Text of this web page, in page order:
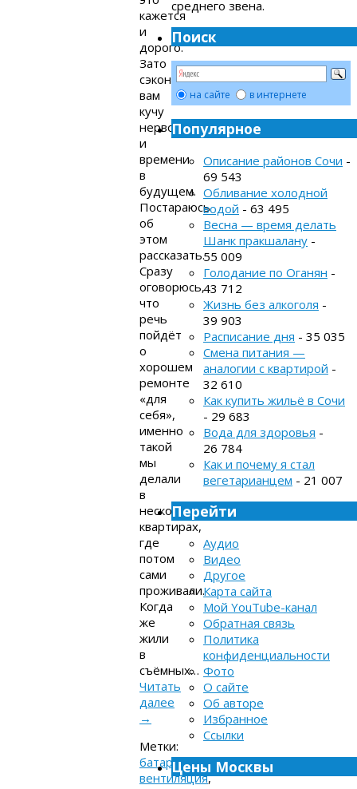
кажется
и
дорого.
Зато
сэкономит
вам
кучу
нервов
и
времени
в
будущем.
Постараюсь
об
этом
рассказать.
Сразу
оговорюсь,
что
речь
пойдёт
о
хорошем
ремонте
«для
себя»,
именно
такой
мы
делали
в
нескольких
квартирах,
где
потом
сами
проживали.
Когда
же
жили
в
съёмных…
Читать
далее
→
Метки:
батареи,
вентиляция,
среднего звена.
Поиск
на сайте в интернете
Популярное
Описание районов Сочи -
69 543
Обливание холодной
водой - 63 495
Весна — время делать
Шанк пракшалану -
55 009
Голодание по Оганян -
43 712
Жизнь без алкоголя -
39 903
Расписание дня - 35 035
Смена питания —
аналогии с квартирой -
32 610
Как купить жильё в Сочи
- 29 683
Вода для здоровья -
26 784
Как и почему я стал
вегетарианцем - 21 007
Перейти
Аудио
Видео
Другое
Карта сайта
Мой YouTube-канал
Обратная связь
Политика
конфиденциальности
Фото
О сайте
Об авторе
Избранное
Ссылки
Цены Москвы